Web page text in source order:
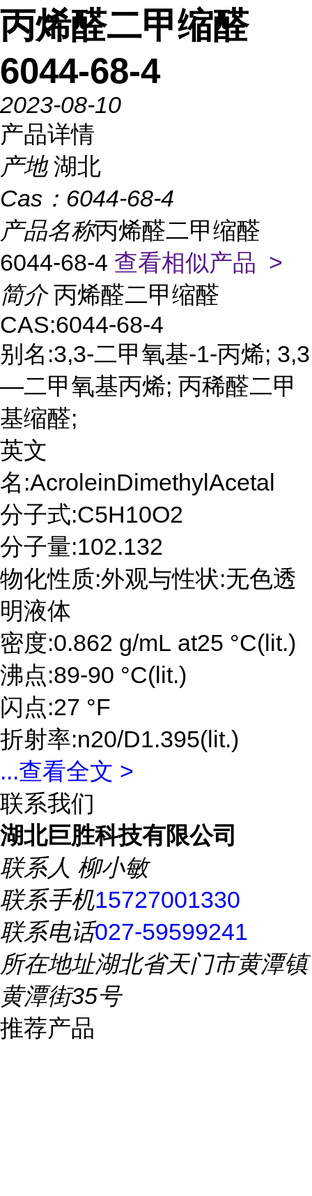
丙烯醛二甲缩醛
6044-68-4
2023-08-10
产品详情
产地 湖北
Cas： 6044-68-4
产品名称丙烯醛二甲缩醛
6044-68-4 查看相似产品 >
简介 丙烯醛二甲缩醛
CAS:6044-68-4
别名:3,3-二甲氧基-1-丙烯; 3,3
—二甲氧基丙烯; 丙稀醛二甲
基缩醛;
英文
名:AcroleinDimethylAcetal
分子式:C5H10O2
分子量:102.132
物化性质:外观与性状:无色透
明液体
密度:0.862 g/mL at25 °C(lit.)
沸点:89-90 °C(lit.)
闪点:27 °F
折射率:n20/D1.395(lit.)
...查看全文 >
联系我们
湖北巨胜科技有限公司
联系人 柳小敏
联系手机15727001330
联系电话027-59599241
所在地址湖北省天门市黄潭镇
黄潭街35号
推荐产品